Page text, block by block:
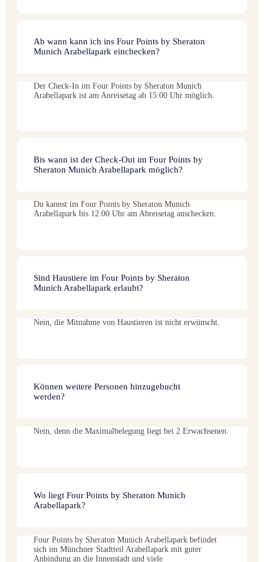
Ab wann kann ich ins Four Points by Sheraton
Munich Arabellapark einchecken?
Der Check-In im Four Points by Sheraton Munich
Arabellapark ist am Anreisetag ab 15:00 Uhr möglich.
Bis wann ist der Check-Out im Four Points by
Sheraton Munich Arabellapark möglich?
Du kannst im Four Points by Sheraton Munich
Arabellapark bis 12:00 Uhr am Abreisetag auschecken.
Sind Haustiere im Four Points by Sheraton
Munich Arabellapark erlaubt?
Nein, die Mitnahme von Haustieren ist nicht erwünscht.
Können weitere Personen hinzugebucht
werden?
Nein, denn die Maximalbelegung liegt bei 2 Erwachsenen.
Wo liegt Four Points by Sheraton Munich
Arabellapark?
Four Points by Sheraton Munich Arabellapark befindet
sich im Münchner Stadtteil Arabellapark mit guter
Anbindung an die Innenstadt und viele